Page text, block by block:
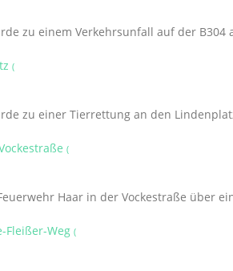
zu einem Verkehrsunfall auf der B304
(
zu einer Tierrettung an den
(
Haar in der Vockestraße über
Fleißer-Weg (